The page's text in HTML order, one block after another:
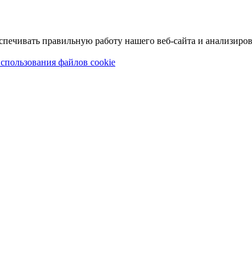
правильную работу нашего веб-сайта и
файлов cookie